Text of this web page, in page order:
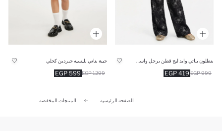
بنطلون بناتي وايد ليج قطن برجل واسع تركي أسود
419 EGP 999 EGP
جيبة بناتي بليسيه جبردين كحلي
599 EGP 1299 EGP
الصفحة الرئيسية المنتجات المخفضة